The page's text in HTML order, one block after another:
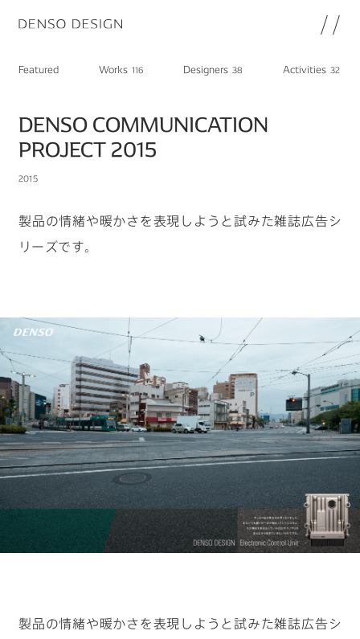
JP EN
Topics
Works
Designers
Chat
Information
Join
DENSO新卒採用ページ
プライバシーポリシー
キーワードから見つける
#物流の未来を考える
#クルマの一部をつくる仕事
#ロボットと人の関係性はどうなっていく？
Featured Works 116 Designers 38 Activities 32
DENSO COMMUNICATION
PROJECT 2015
2015
製品の情緒や暖かさを表現しようと試みた雑誌広告シ
リーズです。
製品の情緒や暖かさを表現しようと試みた雑誌広告シ